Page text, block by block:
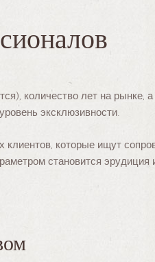
количество лет на рынке,
эксклюзивности.
клиентов, которые ищут
становится эрудиция